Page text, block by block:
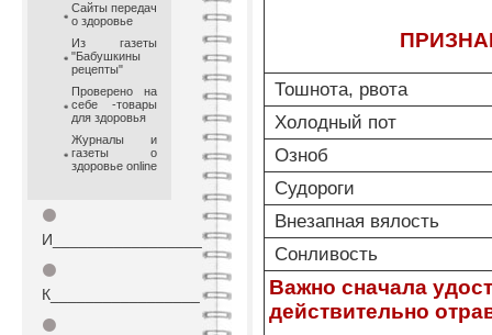
Сайты передач
о здоровье
Из газеты
"Бабушкины
рецепты"
Проверено на
себе -товары
для здоровья
Журналы и
газеты о
здоровье online
⚫
И_________________
⚫
К_________________
⚫
Тошнота, рвота
Холодный пот
Озноб
Судороги
Внезапная вялость
Сонливость
Важно сначала
действительно